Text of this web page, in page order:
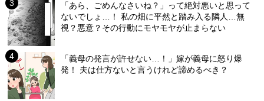
「あら、ごめんなさいね？」って絶対悪いと思って
ないでしょ…！ 私の畑に平然と踏み入る隣人…無
視？悪意？その行動にモヤモヤが止まらない
「義母の発言が許せない…！」嫁が義母に怒り爆
発！ 夫は仕方ないと言うけれど諦めるべき？